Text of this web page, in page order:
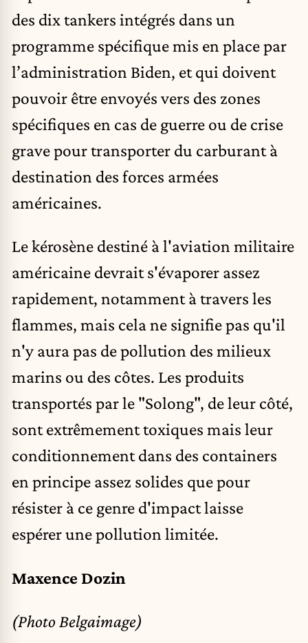
des dix tankers intégrés dans un
programme spécifique mis en place par
l’administration Biden, et qui doivent
pouvoir être envoyés vers des zones
spécifiques en cas de guerre ou de crise
grave pour transporter du carburant à
destination des forces armées
américaines.
Le kérosène destiné à l'aviation militaire
américaine devrait s'évaporer assez
rapidement, notamment à travers les
flammes, mais cela ne signifie pas qu'il
n'y aura pas de pollution des milieux
marins ou des côtes. Les produits
transportés par le "Solong", de leur côté,
sont extrêmement toxiques mais leur
conditionnement dans des containers
en principe assez solides que pour
résister à ce genre d'impact laisse
espérer une pollution limitée.
Maxence Dozin
(Photo Belgaimage)